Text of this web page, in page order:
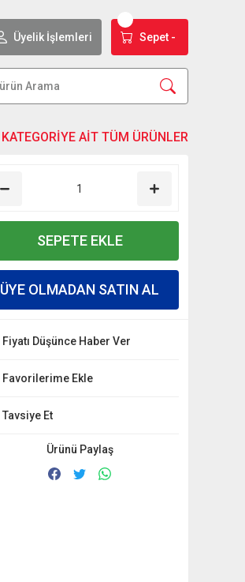
Üyelik İşlemleri Sepet -
SEPETE EKLE
ÜYE OLMADAN SATIN AL
Fiyatı Düşünce Haber Ver
Tavsiye Et
Ürünü Paylaş